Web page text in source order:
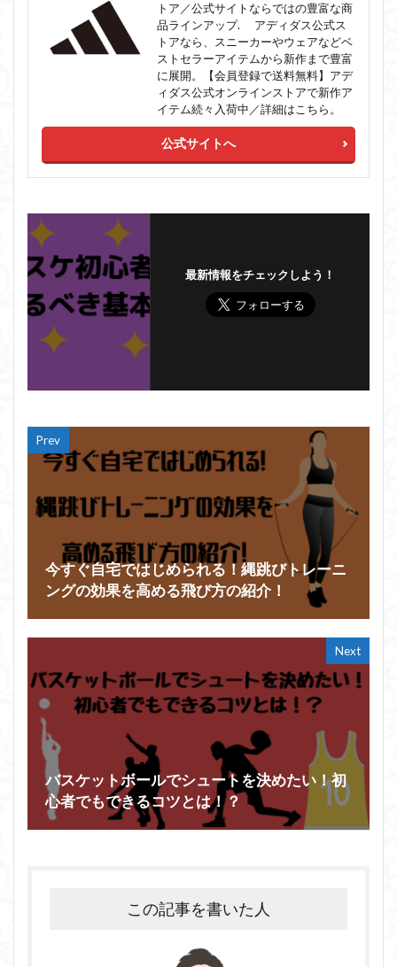
トア／公式サイトならではの豊富な商
品ラインアップ. アディダス公式ス
トアなら、スニーカーやウェアなどベ
ストセラーアイテムから新作まで豊富
に展開。【会員登録で送料無料】アデ
ィダス公式オンラインストアで新作ア
イテム続々入荷中／詳細はこちら。
公式サイトへ
最新情報をチェックしよう！
Prev
今すぐ自宅ではじめられる！縄跳びトレーニ
ングの効果を高める飛び方の紹介！
Next
バスケットボールでシュートを決めたい！初
心者でもできるコツとは！？
この記事を書いた人